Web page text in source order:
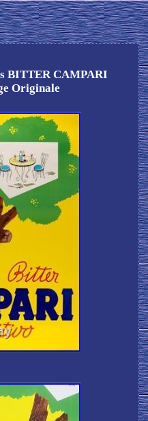
BITTER CAMPARI
Originale